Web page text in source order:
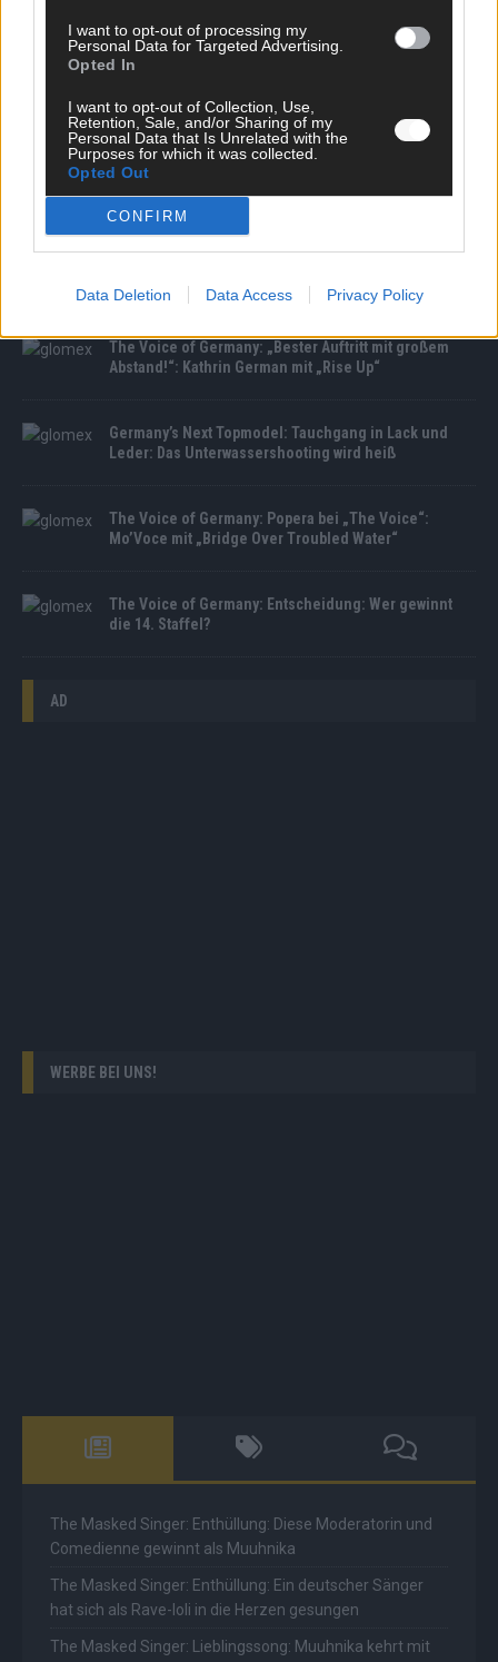
I want to opt-out of processing my
Personal Data for Targeted Advertising.
Opted In
I want to opt-out of Collection, Use,
Retention, Sale, and/or Sharing of my
Personal Data that Is Unrelated with the
Purposes for which it was collected.
Opted Out
CONFIRM
Data Deletion Data Access Privacy Policy
MEDIATHEK
The Voice of Germany: „Bester Auftritt mit großem
Abstand!“: Kathrin German mit „Rise Up“
Germany’s Next Topmodel: Tauchgang in Lack und
Leder: Das Unterwassershooting wird heiß
The Voice of Germany: Popera bei „The Voice“:
Mo’Voce mit „Bridge Over Troubled Water“
The Voice of Germany: Entscheidung: Wer gewinnt
die 14. Staffel?
AD
WERBE BEI UNS!
The Masked Singer: Enthüllung: Diese Moderatorin und
Comedienne gewinnt als Muuhnika
The Masked Singer: Enthüllung: Ein deutscher Sänger
hat sich als Rave-Ioli in die Herzen gesungen
The Masked Singer: Lieblingssong: Muuhnika kehrt mit